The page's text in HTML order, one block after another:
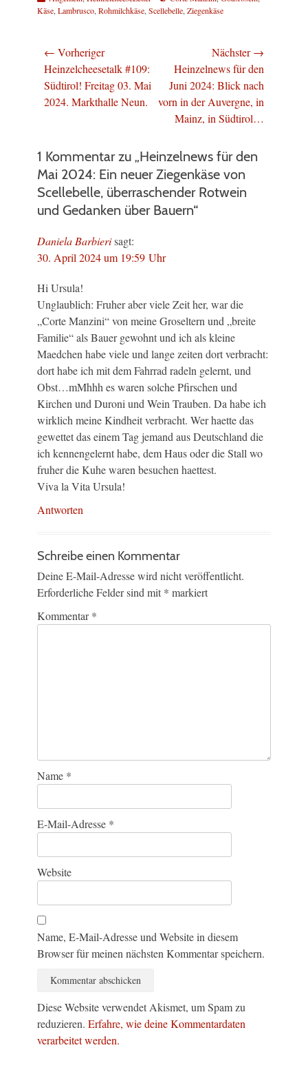
Käse,Lambrusco,Rohmilchkäse,Scellebelle,Ziegenkäse
Beitragsnavigation
← Vorheriger
Vorheriger
Beitrag:
Heinzelcheesetalk #109:
Südtirol! Freitag 03. Mai
2024. Markthalle Neun.
Nächster →
Nächster
Beitrag:
Heinzelnews für den
Juni 2024: Blick nach
vorn in der Auvergne, in
Mainz, in Südtirol…
1 Kommentar zu „Heinzelnews für den
Mai 2024: Ein neuer Ziegenkäse von
Scellebelle, überraschender Rotwein
und Gedanken über Bauern“
Daniela Barbierisagt:
30. April 2024 um 19:59 Uhr
Hi Ursula!
Unglaublich: Fruher aber viele Zeit her, war die
„Corte Manzini“ von meine Groseltern und „breite
Familie“ als Bauer gewohnt und ich als kleine
Maedchen habe viele und lange zeiten dort verbracht:
dort habe ich mit dem Fahrrad radeln gelernt, und
Obst…mMhhh es waren solche Pfirschen und
Kirchen und Duroni und Wein Trauben. Da habe ich
wirklich meine Kindheit verbracht. Wer haette das
gewettet das einem Tag jemand aus Deutschland die
ich kennengelernt habe, dem Haus oder die Stall wo
fruher die Kuhe waren besuchen haettest.
Viva la Vita Ursula!
Antworten
Schreibe einen Kommentar
Deine E-Mail-Adresse wird nicht veröffentlicht.
Erforderliche Felder sind mit * markiert
Kommentar*
Name *
E-Mail-Adresse *
Website
Name, E-Mail-Adresse und Website in diesem
Browser für meinen nächsten Kommentar speichern.
Diese Website verwendet Akismet, um Spam zu
reduzieren. Erfahre, wie deine Kommentardaten
verarbeitet werden.